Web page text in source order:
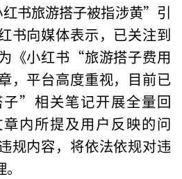
书旅游搭子被指涉黄”引
书向媒体表示，已关注到
《小红书“旅游搭子费用
，平台高度重视，目前已
”相关笔记开展全量回
内所提及用户反映的问
规内容，将依法依规对违